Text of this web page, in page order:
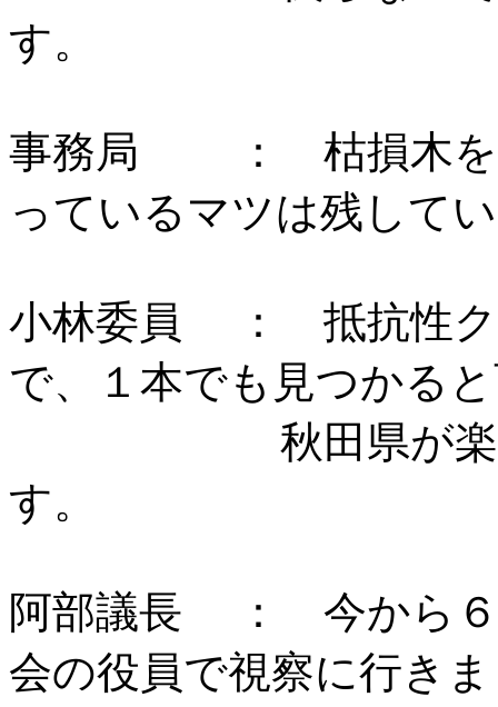
事務局 ： 枯損木を伐
っているマツは残して
小林委員 ： 抵抗性ク
で、１本でも見つかる
秋田県が楽し
阿部議長 ： 今から６
会の役員で視察に行き